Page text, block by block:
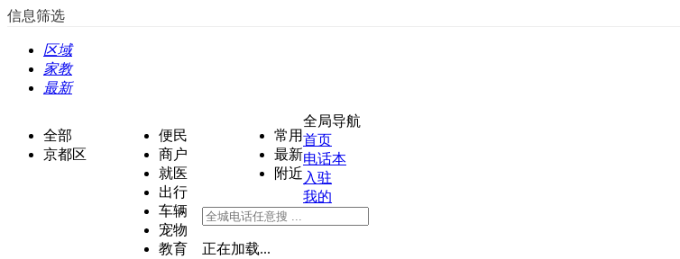
信息筛选
区域
家教
最新
全部
京都区
便民
商户
就医
出行
车辆
宠物
教育
常用
最新
附近
全局导航
首页
电话本
入驻
我的
正在加载...